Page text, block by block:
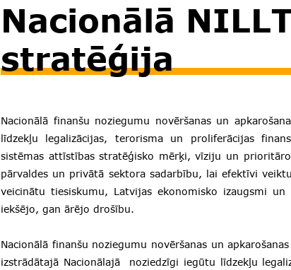
Nacionālā
stratēģija
Nacionālā finanšu noziegumu novēršanas un
līdzekļu legalizācijas, terorisma un proliferācijas
sistēmas attīstības stratēģisko mērķi, vīziju un
pārvaldes un privātā sektora sadarbību, lai efektīvi
veicinātu tiesiskumu, Latvijas ekonomisko izaugsmi
iekšējo, gan ārējo drošību.
Nacionālā finanšu noziegumu novēršanas un
izstrādātajā Nacionālajā noziedzīgi iegūtu līdzekļu